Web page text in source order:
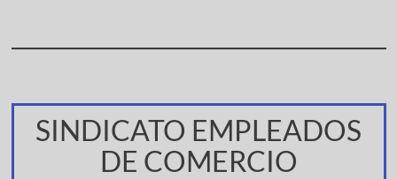
SINDICATO EMPLEADOS
DE COMERCIO